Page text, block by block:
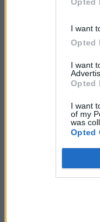
I want
Opted
I want
Opted
I want
of my
was
Opted
Komisija
kompetencijos